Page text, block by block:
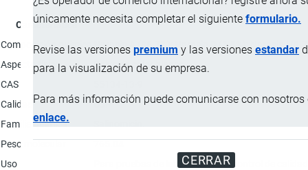
únicamente necesita completar el siguiente formulario.
Revise las versiones premium y las versiones estandar
para la visualización de su empresa.
Para más información puede comunicarse con nosotros
enlace.
CERRAR
Característica
Composición química
Narasin A (86.7%); Narasin D (1.5%); Narasin l
Aspecto físico
Polvo de color blanco.
CAS
Calidad
USP
Familia química
Peso molecular
Uso
Para pruebas de laboratorios de control de